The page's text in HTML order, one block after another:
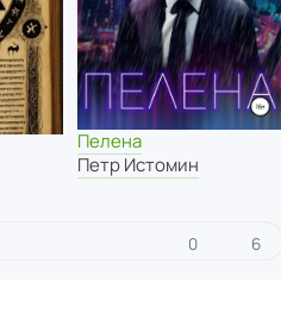
Пелена
Петр Истомин
0 6